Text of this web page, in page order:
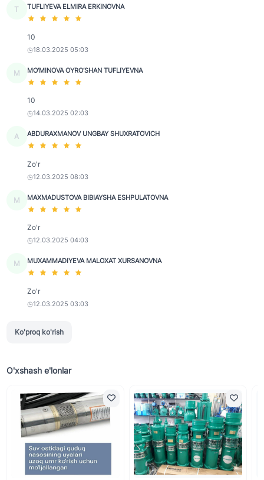
T TUFLIYEVA ELMIRA ERKINOVNA
10
18.03.2025 05:03
M MO‘MINOVA OYRO‘SHAN TUFLIYEVNA
10
14.03.2025 02:03
A ABDURAXMANOV UNGBAY SHUXRATOVICH
Zo'r
12.03.2025 08:03
M MAXMADUSTOVA BIBIAYSHA ESHPULATOVNA
Zo'r
12.03.2025 04:03
M MUXAMMADIYEVA MALOXAT XURSANOVNA
Zo'r
12.03.2025 03:03
Ko'proq ko'rish
O'xshash e'lonlar